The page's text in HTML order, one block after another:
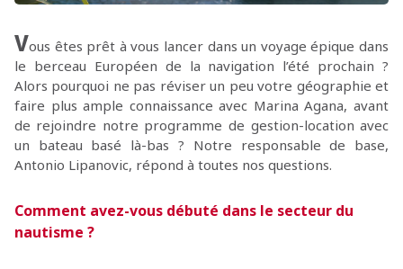
Vous êtes prêt à vous lancer dans un voyage épique dans
le berceau Européen de la navigation l’été prochain ?
Alors pourquoi ne pas réviser un peu votre géographie et
faire plus ample connaissance avec Marina Agana, avant
de rejoindre notre programme de gestion-location avec
un bateau basé là-bas ? Notre responsable de base,
Antonio Lipanovic, répond à toutes nos questions.
Comment avez-vous débuté dans le secteur du
nautisme ?